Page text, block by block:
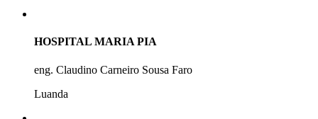
HOSPITAL MARIA PIA
eng. Claudino Carneiro Sousa Faro
Luanda